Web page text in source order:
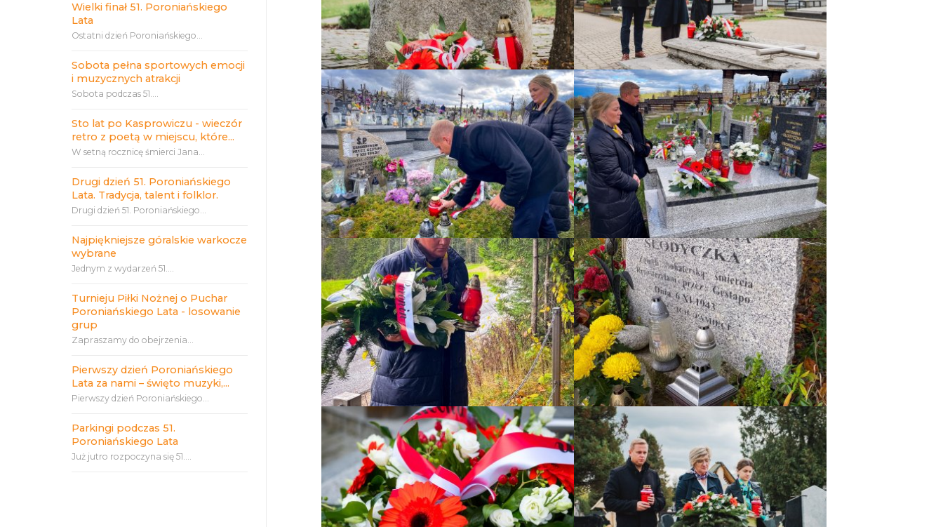
Wielki finał 51. Poroniańskiego
Lata
Ostatni dzień Poroniańskiego...
Sobota pełna sportowych emocji
i muzycznych atrakcji
Sobota podczas 51....
Sto lat po Kasprowiczu - wieczór
retro z poetą w miejscu, które...
W setną rocznicę śmierci Jana...
Drugi dzień 51. Poroniańskiego
Lata. Tradycja, talent i folklor.
Drugi dzień 51. Poroniańskiego...
Najpiękniejsze góralskie warkocze
wybrane
Jednym z wydarzeń 51....
Turnieju Piłki Nożnej o Puchar
Poroniańskiego Lata - losowanie
grup
Zapraszamy do obejrzenia...
Pierwszy dzień Poroniańskiego
Lata za nami – święto muzyki,...
Pierwszy dzień Poroniańskiego...
Parkingi podczas 51.
Poroniańskiego Lata
Już jutro rozpoczyna się 51....